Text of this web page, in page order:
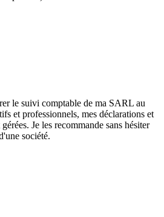
le suivi comptable de ma SARL au
et professionnels, mes déclarations et
Je les recommande sans hésiter
société.